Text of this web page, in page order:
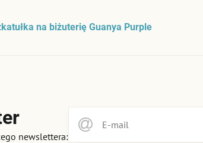
na biżuterię Guanya Purple
newslettera: